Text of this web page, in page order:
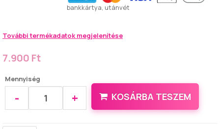
bankkártya, utánvét
További termékadatok megjelenítése
7.900 Ft
Mennyiség
- + KOSÁRBA TESZEM